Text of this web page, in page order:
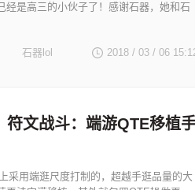
是高三的小伙子了！感谢石器，她和石
2018 / 03 / 06
石器lol
文战斗：端游QTE移植
采用端逛尺度打制的，超越手逛品量的大